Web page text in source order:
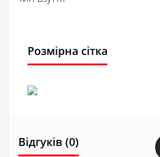
Розмірна сітка
Відгуків (0)